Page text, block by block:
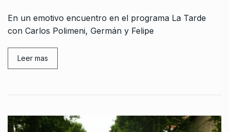
En un emotivo encuentro en el programa La Tarde
con Carlos Polimeni, Germán y Felipe
Leer mas